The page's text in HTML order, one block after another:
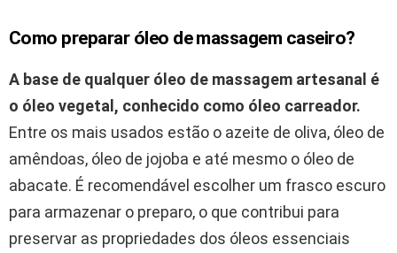
Como preparar óleo de massagem caseiro?
A base de qualquer óleo de massagem artesanal é
o óleo vegetal, conhecido como óleo carreador.
Entre os mais usados estão o azeite de oliva, óleo de
amêndoas, óleo de jojoba e até mesmo o óleo de
abacate. É recomendável escolher um frasco escuro
para armazenar o preparo, o que contribui para
preservar as propriedades dos óleos essenciais